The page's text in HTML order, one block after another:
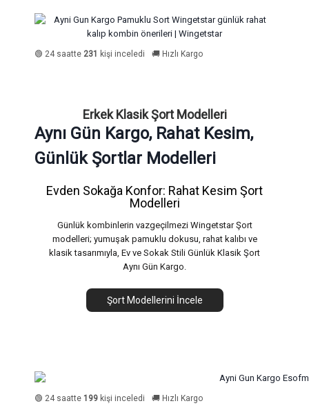
🟢 24 saatte 231 kişi inceledi 🚚 Hızlı Kargo
Erkek Klasik Şort Modelleri
Aynı Gün Kargo, Rahat Kesim,
Günlük Şortlar Modelleri
Günlük kombinlerin vazgeçilmezi Wingetstar Şort
modelleri; yumuşak pamuklu dokusu, rahat kalıbı ve
klasik tasarımıyla, Ev ve Sokak Stili Günlük Klasik Şort
Aynı Gün Kargo.
Evden Sokağa Konfor: Rahat Kesim Şort
Modelleri
Şort Modellerini İncele
🟢 24 saatte 199 kişi inceledi 🚚 Hızlı Kargo